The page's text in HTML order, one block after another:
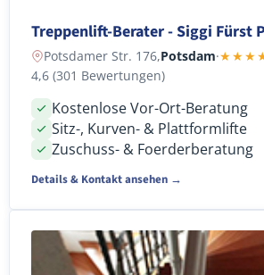
Treppenlift-Berater - Siggi Fürst
Potsdamer Str. 176,Potsdam·
4,6 (301 Bewertungen)
Kostenlose Vor-Ort-Beratung
Sitz-, Kurven- & Plattformlifte
Zuschuss- & Foerderberatung
Details & Kontakt ansehen →